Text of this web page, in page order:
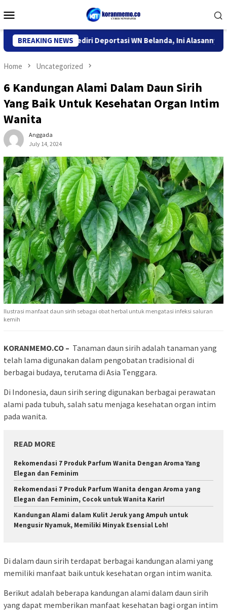
to
Menu
BREAKING NEWS
Imigrasi Kediri Deportasi WN Belanda, Ini Alasannya
Home Uncategorized
6 Kandungan Alami Dalam Daun Sirih
Yang Baik Untuk Kesehatan Organ Intim
Wanita
Anggada
July 14, 2024
Ilustrasi manfaat daun sirih sebagai obat herbal untuk mengatasi infeksi saluran
kemih
KORANMEMO.CO – Tanaman daun sirih adalah tanaman yang
telah lama digunakan dalam pengobatan tradisional di
berbagai budaya, terutama di Asia Tenggara.
Di Indonesia, daun sirih sering digunakan berbagai perawatan
alami pada tubuh, salah satu menjaga kesehatan organ intim
pada wanita.
READ MORE
Rekomendasi 7 Produk Parfum Wanita Dengan Aroma Yang
Elegan dan Feminim
Rekomendasi 7 Produk Parfum Wanita dengan Aroma yang
Elegan dan Feminim, Cocok untuk Wanita Karir!
Kandungan Alami dalam Kulit Jeruk yang Ampuh untuk
Mengusir Nyamuk, Memiliki Minyak Esensial Loh!
Di dalam daun sirih terdapat berbagai kandungan alami yang
memiliki manfaat baik untuk kesehatan organ intim wanita.
Berikut adalah beberapa kandungan alami dalam daun sirih
yang dapat memberikan manfaat kesehatan bagi organ intim